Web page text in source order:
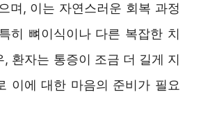
며, 이는 자연스러운 회복 과정
히 뼈이식이나 다른 복잡한 치
, 환자는 통증이 조금 더 길게 지
이에 대한 마음의 준비가 필요